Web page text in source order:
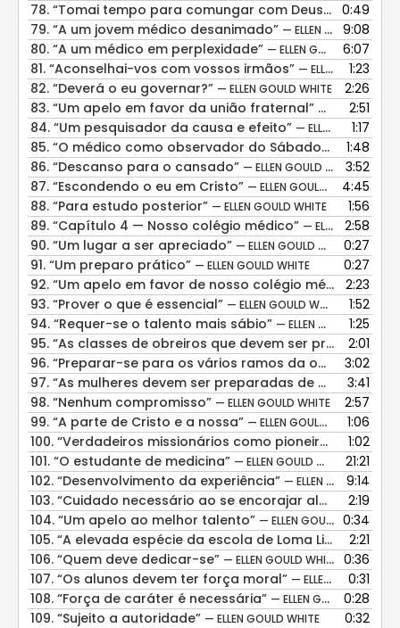
78. “Tomai tempo para comungar com Deus” — ELLEN
0:49
79. “A um jovem médico desanimado” — ELLEN GOULD WHITE
9:08
80. “A um médico em perplexidade” — ELLEN GOULD WHITE
6:07
81. “Aconselhai-vos com vossos irmãos” — ELLEN GOULD WHITE
1:23
82. “Deverá o eu governar?” — ELLEN GOULD WHITE
2:26
83. “Um apelo em favor da união fraternal” — ELLEN2:51
84. “Um pesquisador da causa e efeito” — ELLEN GOULD WHITE
1:17
85. “O médico como observador do Sábado” — ELLEN
1:48
86. “Descanso para o cansado” — ELLEN GOULD WHITE
3:52
87. “Escondendo o eu em Cristo” — ELLEN GOULD WHITE
4:45
88. “Para estudo posterior” — ELLEN GOULD WHITE
1:56
89. “Capítulo 4 — Nosso colégio médico” — ELLEN GOULD WHITE
2:58
90. “Um lugar a ser apreciado” — ELLEN GOULD WHITE
0:27
91. “Um preparo prático” — ELLEN GOULD WHITE
0:27
92. “Um apelo em favor de nosso colégio médico” —
2:23
93. “Prover o que é essencial” — ELLEN GOULD WHITE
1:52
94. “Requer-se o talento mais sábio” — ELLEN GOULD WHITE
1:25
95. “As classes de obreiros que devem ser preparados”
2:01
96. “Preparar-se para os vários ramos da obra” — ELLEN
3:02
97. “As mulheres devem ser preparadas de modo especial”
3:41
98. “Nenhum compromisso” — ELLEN GOULD WHITE
2:57
99. “A parte de Cristo e a nossa” — ELLEN GOULD WHITE
1:06
100. “Verdadeiros missionários como pioneiros” — ELLEN
1:02
101. “O estudante de medicina” — ELLEN GOULD WHITE
21:21
102. “Desenvolvimento da experiência” — ELLEN GOULD WHITE
9:14
103. “Cuidado necessário ao se encorajar alunos” —
2:19
104. “Um apelo ao melhor talento” — ELLEN GOULD WHITE
0:34
105. “A elevada espécie da escola de Loma Linda” —
2:21
106. “Quem deve dedicar-se” — ELLEN GOULD WHITE
0:36
107. “Os alunos devem ter força moral” — ELLEN GOULD WHITE
0:31
108. “Força de caráter é necessária” — ELLEN GOULD WHITE
0:28
109. “Sujeito a autoridade” — ELLEN GOULD WHITE 0:32